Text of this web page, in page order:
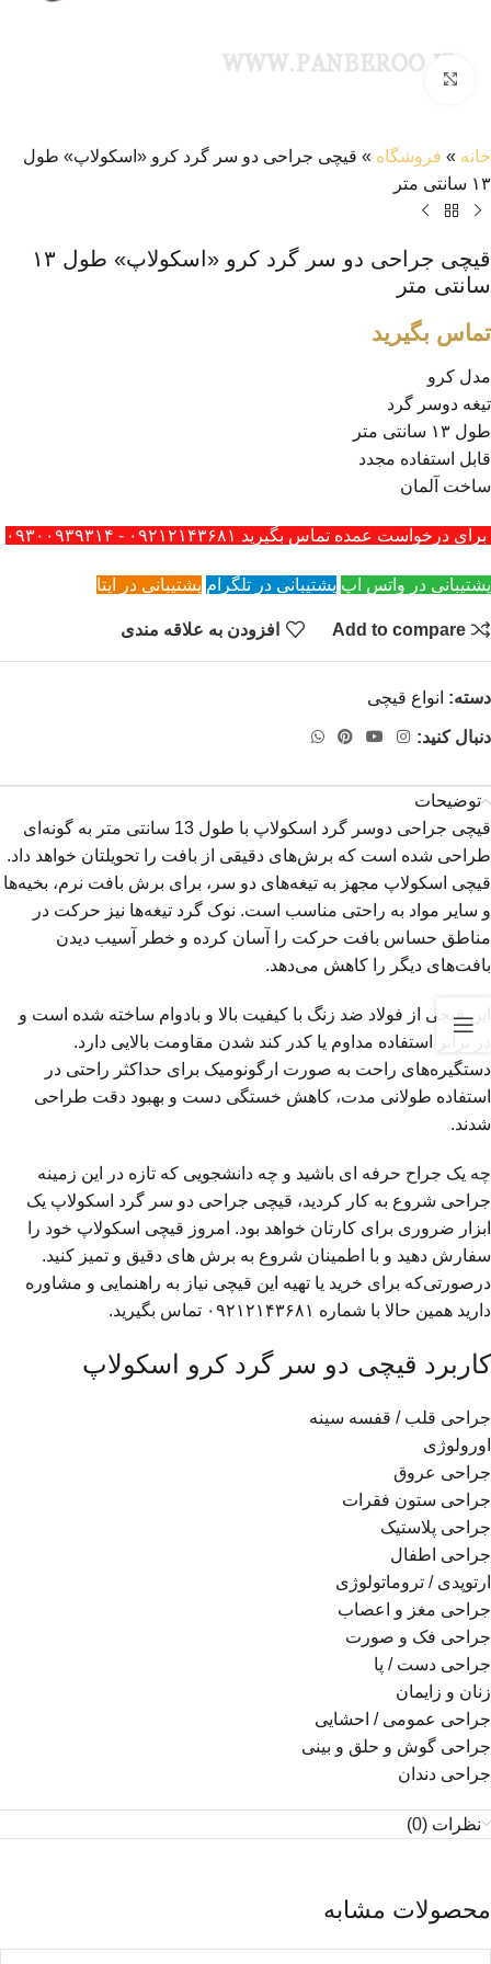
خانه » فروشگاه » قیچی جراحی دو سر گرد کرو «اسکولاپ» طول
۱۳ سانتی متر
قیچی جراحی دو سر گرد کرو «اسکولاپ» طول ۱۳
سانتی متر
تماس بگیرید
مدل کرو
تیغه دوسر گرد
طول ۱۳ سانتی متر
قابل استفاده مجدد
ساخت آلمان
برای درخواست عمده تماس بگیرید ۰۹۲۱۲۱۴۳۶۸۱ - ۰۹۳۰۰۹۳۹۳۱۴
پشتیبانی در واتس اپ پشتیبانی در تلگرام پشتیبانی در ایتا
Add to compare افزودن به علاقه مندی
دسته: انواع قیچی
دنبال کنید:
توضیحات
قیچی جراحی دوسر گرد اسکولاپ با طول 13 سانتی متر به گونه‌ای
طراحی شده است که برش‌های دقیقی از بافت را تحویلتان خواهد داد.
قیچی اسکولاپ مجهز به تیغه‌های دو سر، برای برش بافت نرم، بخیه‌ها
و سایر مواد به راحتی مناسب است. نوک گرد تیغه‌ها نیز حرکت در
مناطق حساس بافت حرکت را آسان کرده و خطر آسیب دیدن
بافت‌های دیگر را کاهش می‌دهد.
این قیچی از فولاد ضد زنگ با کیفیت بالا و بادوام ساخته شده است و
در برابر استفاده مداوم یا کدر کند شدن مقاومت بالایی دارد.
دستگیره‌های راحت به صورت ارگونومیک برای حداکثر راحتی در
استفاده طولانی مدت، کاهش خستگی دست و بهبود دقت طراحی
شدند.
چه یک جراح حرفه ای باشید و چه دانشجویی که تازه در این زمینه
جراحی شروع به کار کردید، قیچی جراحی دو سر گرد اسکولاپ یک
ابزار ضروری برای کارتان خواهد بود. امروز قیچی اسکولاپ خود را
سفارش دهید و با اطمینان شروع به برش های دقیق و تمیز کنید.
درصورتی‌که برای خرید یا تهیه این قیچی نیاز به راهنمایی و مشاوره
دارید همین حالا با شماره ۰۹۲۱۲۱۴۳۶۸۱ تماس بگیرید.
کاربرد قیچی دو سر گرد کرو اسکولاپ
جراحی قلب / قفسه سینه
اورولوژی
جراحی عروق
جراحی ستون فقرات
جراحی پلاستیک
جراحی اطفال
ارتوپدی / تروماتولوژی
جراحی مغز و اعصاب
جراحی فک و صورت
جراحی دست / پا
زنان و زایمان
جراحی عمومی / احشایی
جراحی گوش و حلق و بینی
جراحی دندان
نظرات (0)
محصولات مشابه